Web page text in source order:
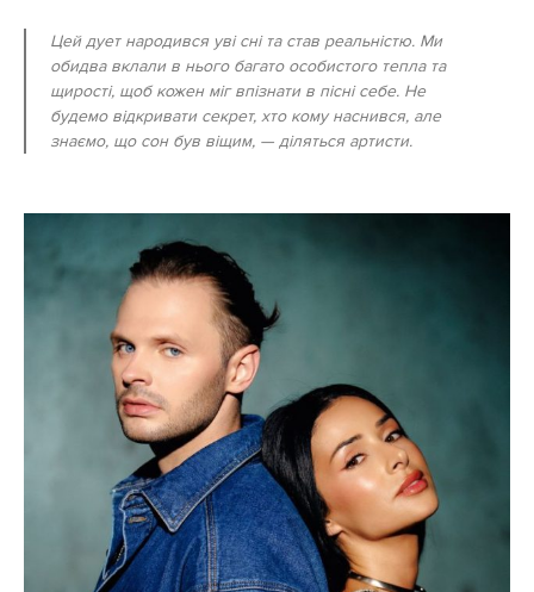
Цей дует народився уві сні та став реальністю. Ми
обидва вклали в нього багато особистого тепла та
щирості, щоб кожен міг впізнати в пісні себе. Не
будемо відкривати секрет, хто кому наснився, але
знаємо, що сон був віщим, — діляться артисти.